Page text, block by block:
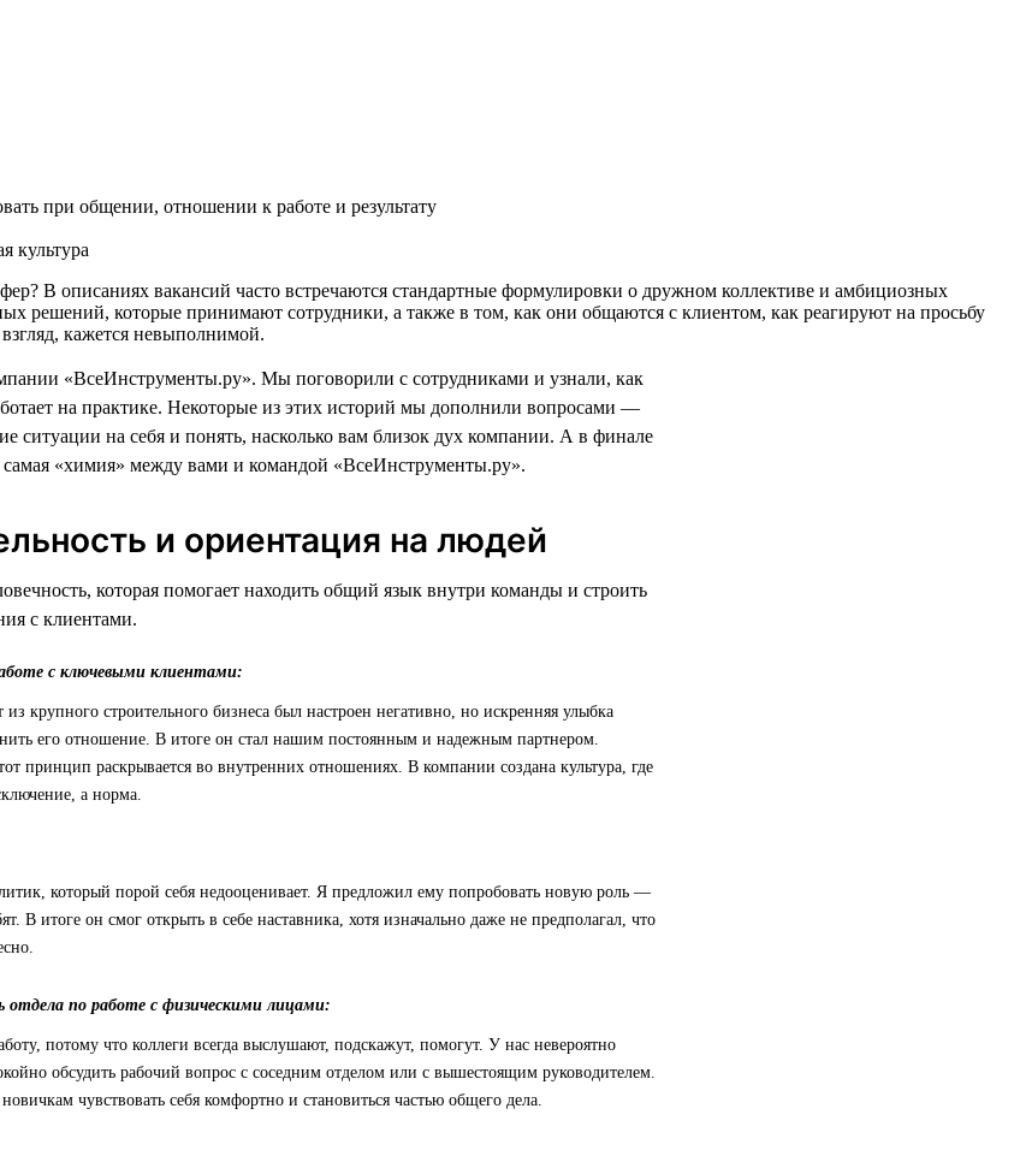
при общении, отношении к работе и результату
культура
В описаниях вакансий часто встречаются стандартные формулировки о дружном коллективе и амбициозных
решений, которые принимают сотрудники, а также в том, как они общаются с клиентом, как реагируют на просьбу
взгляд, кажется невыполнимой.
«ВсеИнструменты.ру». Мы поговорили с сотрудниками и узнали, как
на практике. Некоторые из этих историй мы дополнили вопросами —
ситуации на себя и понять, насколько вам близок дух компании. А в финале
самая «химия» между вами и командой «ВсеИнструменты.ру».
и ориентация на людей
которая помогает находить общий язык внутри команды и строить
с клиентами.
с ключевыми клиентами:
крупного строительного бизнеса был настроен негативно, но искренняя улыбка
его отношение. В итоге он стал нашим постоянным и надежным партнером.
принцип раскрывается во внутренних отношениях. В компании создана культура, где
а норма.
который порой себя недооценивает. Я предложил ему попробовать новую роль —
В итоге он смог открыть в себе наставника, хотя изначально даже не предполагал, что
отдела по работе с физическими лицами:
потому что коллеги всегда выслушают, подскажут, помогут. У нас невероятно
обсудить рабочий вопрос с соседним отделом или с вышестоящим руководителем.
чувствовать себя комфортно и становиться частью общего дела.